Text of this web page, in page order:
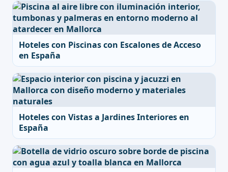
Hoteles con Piscinas con Escalones de Acceso
en España
Hoteles con Vistas a Jardines Interiores en
España